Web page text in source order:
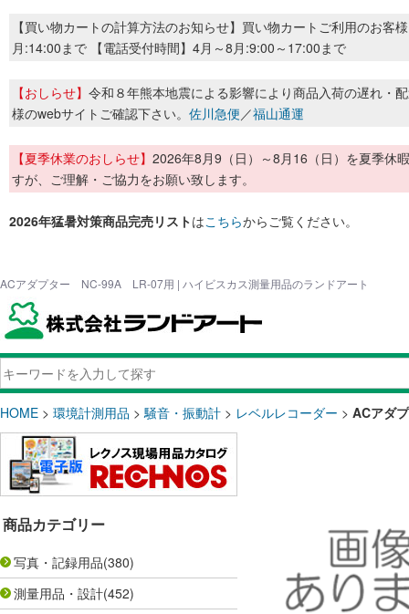
【買い物カートの計算方法のお知らせ】買い物カートご利用のお客
月:14:00まで 【電話受付時間】4月～8月:9:00～17:00まで
【おしらせ】 令和８年熊本地震による影響により商品入荷の遅れ・
様のwebサイトご確認下さい。 佐川急便／福山通運
【夏季休業のおしらせ】 2026年8月9（日）～8月16（日）を夏季休
すが、ご理解・ご協力をお願い致します。
2026年猛暑対策商品完売リストはこちらからご覧ください。
ACアダプター NC-99A LR-07用 | ハイビスカス測量用品のランドアート
HOME > 環境計測用品 >騒音・振動計 > レベルレコーダー > ACアダ
商品カテゴリー
写真・記録用品(380)
測量用品・設計(452)